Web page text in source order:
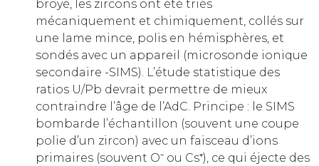
broyé, les zircons ont été triés
mécaniquement et chimiquement, collés sur
une lame mince, polis en hémisphères, et
sondés avec un appareil (microsonde ionique
secondaire -SIMS). L’étude statistique des
ratios U/Pb devrait permettre de mieux
contraindre l’âge de l’AdC. Principe : le SIMS
bombarde l’échantillon (souvent une coupe
polie d’un zircon) avec un faisceau d’ions
primaires (souvent O⁻ ou Cs⁺), ce qui éjecte des